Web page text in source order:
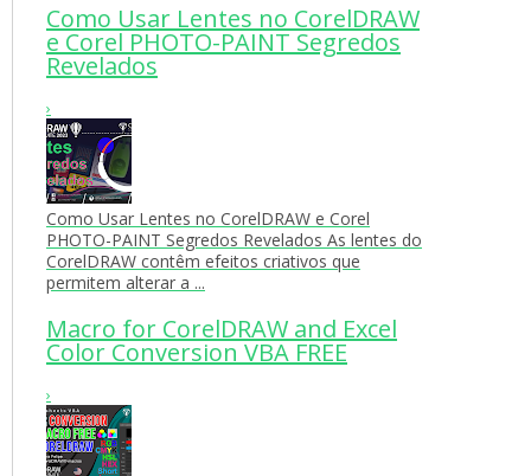
Como Usar Lentes no CorelDRAW
e Corel PHOTO-PAINT Segredos
Revelados
›
Como Usar Lentes no CorelDRAW e Corel
PHOTO-PAINT Segredos Revelados As lentes do
CorelDRAW contêm efeitos criativos que
permitem alterar a ...
Macro for CorelDRAW and Excel
Color Conversion VBA FREE
›